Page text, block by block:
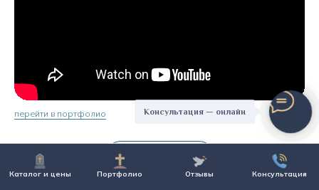
Каталог и цены Портфолио Отзывы Консультация
Консультация — онлайн
перейти в портфолио
Показать ещё